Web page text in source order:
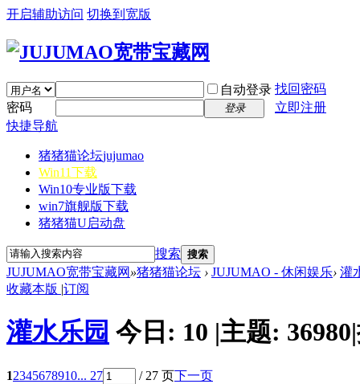
开启辅助访问 切换到宽版
自动登录 找回密码
密码
登录
立即注册
快捷导航
猪猪猫论坛jujumao
Win11下载
Win10专业版下载
win7旗舰版下载
猪猪猫U启动盘
搜索 搜索
JUJUMAO宽带宝藏网 »猪猪猫论坛 › JUJUMAO - 休闲娱乐› 灌
收藏本版 |订阅
灌水乐园 今日: 10 |主题: 36980|
12345678910... 27 / 27 页下一页